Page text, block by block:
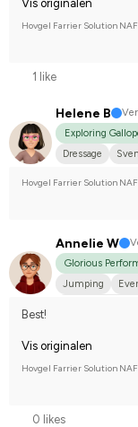
Vis originalen
Hovgel Farrier Solution NAF
1 like
Helene B
Exploring
Dressage
Hovgel Farrier Solution NAF
Annelie W
Glorious
Jumping
Best!
Vis originalen
Hovgel Farrier Solution NAF
0 likes